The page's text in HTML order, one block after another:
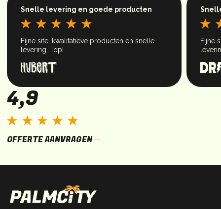
Snelle levering en goede producten
Fijne site, kwalitatieve producten en snelle
levering. Top!
4,9
OFFERTE AANVRAGEN